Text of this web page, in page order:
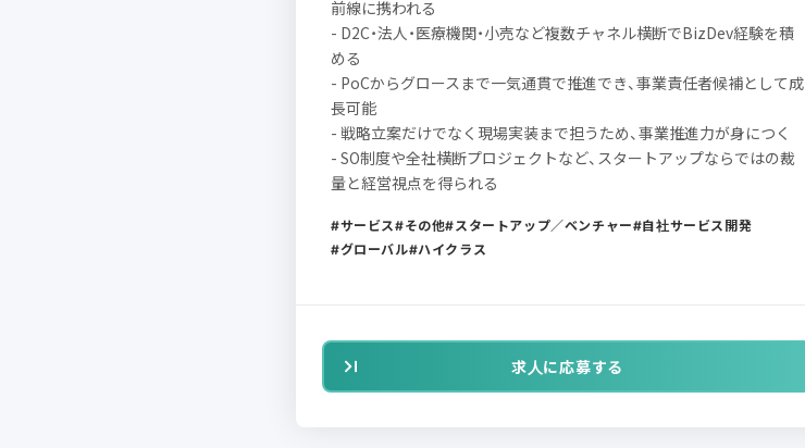
前線に携われる
- D2C・法人・医療機関・小売など複数チャネル横断でBizDev経験を積
める
- PoCからグロースまで一気通貫で推進でき、事業責任者候補として成
長可能
- 戦略立案だけでなく現場実装まで担うため、事業推進力が身につく
- SO制度や全社横断プロジェクトなど、スタートアップならではの裁
量と経営視点を得られる
サービス その他 スタートアップ／ベンチャー
自社サービス開発
グローバル ハイクラス
求人に応募する